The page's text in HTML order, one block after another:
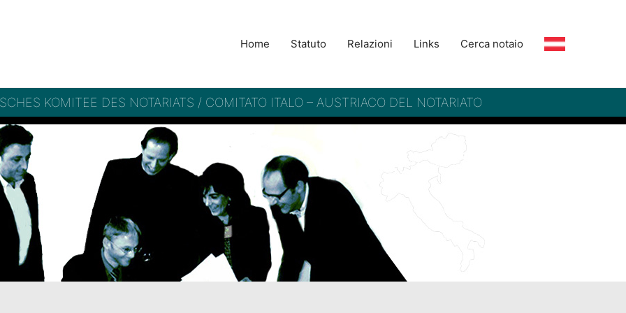
Home Statuto Relazioni Links Cerca notaio
KOMITEE DES NOTARIATS / COMITATO ITALO – AUSTRIACO DEL NOTARIATO